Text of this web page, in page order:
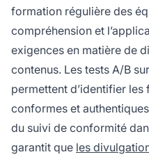
formation régulière des
compréhension et
exigences en matière de
contenus. Les tests A/B
permettent d’identifier
conformes et
du suivi de conformité
garantit que les